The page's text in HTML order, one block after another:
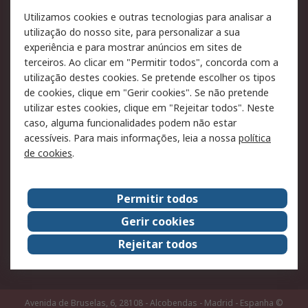
Pagamento e
faturação
Legal
Aviso legal
Política de cookies
Política de privacidade
- Atualizada
Segurança de emails
Condições de venda
Sobre a RS
A RS no mundo
RS Group
Sobre a RS
Trabalhar na RS
ESG
Avenida de Bruselas, 6, 28108 - Alcobendas - Madrid - Espanha ©
Utilizamos cookies e outras tecnologias para analisar a
utilização do nosso site, para personalizar a sua
experiência e para mostrar anúncios em sites de
terceiros. Ao clicar em "Permitir todos", concorda com a
utilização destes cookies. Se pretende escolher os tipos
de cookies, clique em "Gerir cookies". Se não pretende
utilizar estes cookies, clique em "Rejeitar todos". Neste
caso, alguma funcionalidades podem não estar
acessíveis. Para mais informações, leia a nossa política
de cookies.
Permitir todos
Gerir cookies
Rejeitar todos